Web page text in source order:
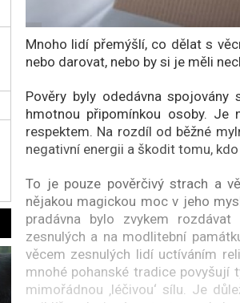
Mnoho lidí přemýšlí, co dělat s
nebo darovat, nebo by si je měli
Pověry byly odedávna
hmotnou připomínkou osoby.
respektem. Na rozdíl od běžné
negativní energii a škodit tomu,
To je pouze pověrčivý strach a
nějakou magickou moc v jeho
pradávna bylo zvykem
zesnulých a na modlitební
věcem zesnulých lidí uctíváním
mnohé pohanské tradice povyšují
mimořádnou ‚léčivou‘ sílu. Je